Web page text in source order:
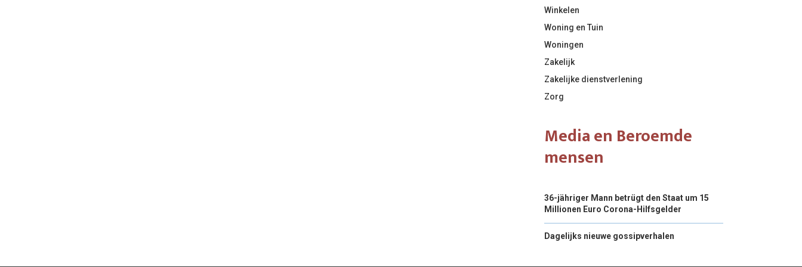
Winkelen
Woning en Tuin
Woningen
Zakelijk
Zakelijke dienstverlening
Zorg
Media en Beroemde
mensen
36-jähriger Mann betrügt den Staat um 15
Millionen Euro Corona-Hilfsgelder
Dagelijks nieuwe gossipverhalen